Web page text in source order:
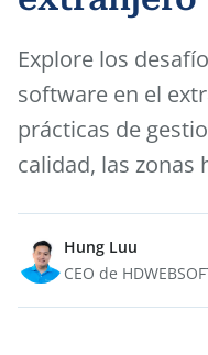
Explore los
software en el
prácticas de
calidad, las zonas
Hung Luu
CEO de